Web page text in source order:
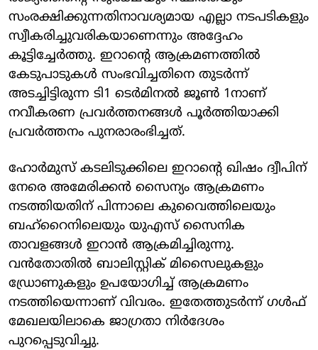
സംരക്ഷിക്കുന്നതിനാവശ്യമായ എല്ലാ നടപടികളും
സ്വീകരിച്ചുവരികയാണെന്നും അദ്ദേഹം
കൂട്ടിച്ചേര്‍ത്തു. ഇറാന്റെ ആക്രമണത്തില്‍
കേടുപാടുകള്‍ സംഭവിച്ചതിനെ തുടര്‍ന്ന്
അടച്ചിട്ടിരുന്ന ടി1 ടെര്‍മിനല്‍ ജൂണ്‍ 1നാണ്
നവീകരണ പ്രവര്‍ത്തനങ്ങള്‍ പൂര്‍ത്തിയാക്കി
പ്രവര്‍ത്തനം പുനരാരംഭിച്ചത്.
ഹോര്‍മുസ് കടലിടുക്കിലെ ഇറാന്റെ ഖിഷം ദ്വീപിന്
നേരെ അമേരിക്കന്‍ സൈന്യം ആക്രമണം
നടത്തിയതിന് പിന്നാലെ കുവൈത്തിലെയും
ബഹ്റൈനിലെയും യുഎസ് സൈനിക
താവളങ്ങള്‍ ഇറാന്‍ ആക്രമിച്ചിരുന്നു.
വന്‍തോതില്‍ ബാലിസ്റ്റിക് മിസൈലുകളും
ഡ്രോണുകളും ഉപയോഗിച്ച് ആക്രമണം
നടത്തിയെന്നാണ് വിവരം. ഇതേത്തുടര്‍ന്ന് ഗള്‍ഫ്
മേഖലയിലാകെ ജാഗ്രതാ നിര്‍ദേശം
പുറപ്പെടുവിച്ചു.